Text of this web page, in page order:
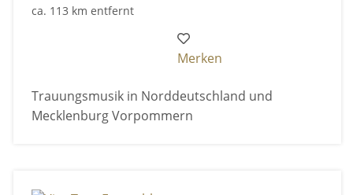
ca. 113 km entfernt
Merken
Trauungsmusik in Norddeutschland und
Mecklenburg Vorpommern